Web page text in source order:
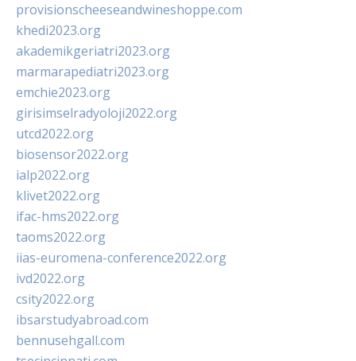
provisionscheeseandwineshoppe.com
khedi2023.org
akademikgeriatri2023.org
marmarapediatri2023.org
emchie2023.org
girisimselradyoloji2022.org
utcd2022.org
biosensor2022.org
ialp2022.org
klivet2022.org
ifac-hms2022.org
taoms2022.org
iias-euromena-conference2022.org
ivd2022.org
csity2022.org
ibsarstudyabroad.com
bennusehgall.com